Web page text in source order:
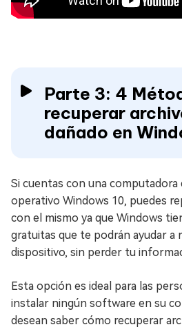
Parte 3: 4
recuperar
dañado en
Si cuentas con una computadora
operativo Windows 10, puedes
con el mismo ya que Windows
gratuitas que te podrán ayudar a
dispositivo, sin perder tu
Esta opción es ideal para las
instalar ningún software en su
desean saber cómo recuperar